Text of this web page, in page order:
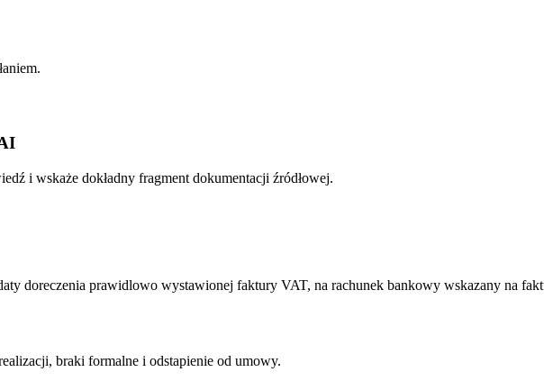
i wskaże dokładny fragment dokumentacji źródłowej.
doreczenia prawidlowo wystawionej faktury VAT, na rachunek bankowy wskazany na
braki formalne i odstapienie od umowy.